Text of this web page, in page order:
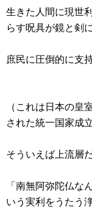
生きた人間に現世
らす呪具が鏡と剣
庶民に圧倒的に支
（これは日本の皇
された統一国家成
そういえば上流層
「南無阿弥陀仏な
いう実利をうたう